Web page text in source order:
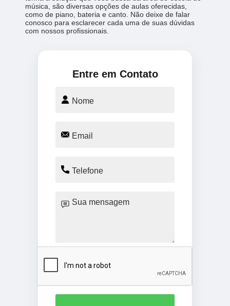
música, são diversas opções de aulas oferecidas,
como de piano, bateria e canto. Não deixe de falar
conosco para esclarecer cada uma de suas dúvidas
com nossos profissionais.
Entre em Contato